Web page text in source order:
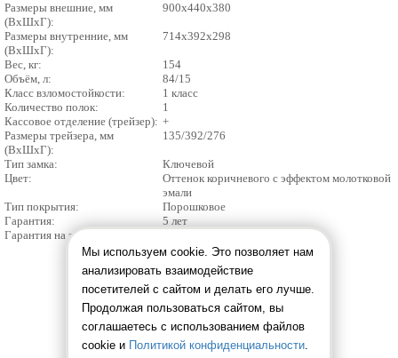
Размеры внешние, мм
(ВхШхГ):
900x440x380
Размеры внутренние, мм
(ВхШхГ):
714x392x298
Вес, кг:
154
Объём, л:
84/15
Класс взломостойкости:
1 класс
Количество полок:
1
Кассовое отделение (трейзер): +
Размеры трейзера, мм
(ВхШхГ):
135/392/276
Тип замка:
Ключевой
Цвет:
Оттенок коричневого с эффектом молотковой
эмали
Тип покрытия:
Порошковое
Гарантия:
5 лет
Гарантия на замок:
Мы используем cookie. Это позволяет нам
анализировать взаимодействие
посетителей с сайтом и делать его лучше.
Продолжая пользоваться сайтом, вы
соглашаетесь с использованием файлов
cookie и Политикой конфиденциальности.